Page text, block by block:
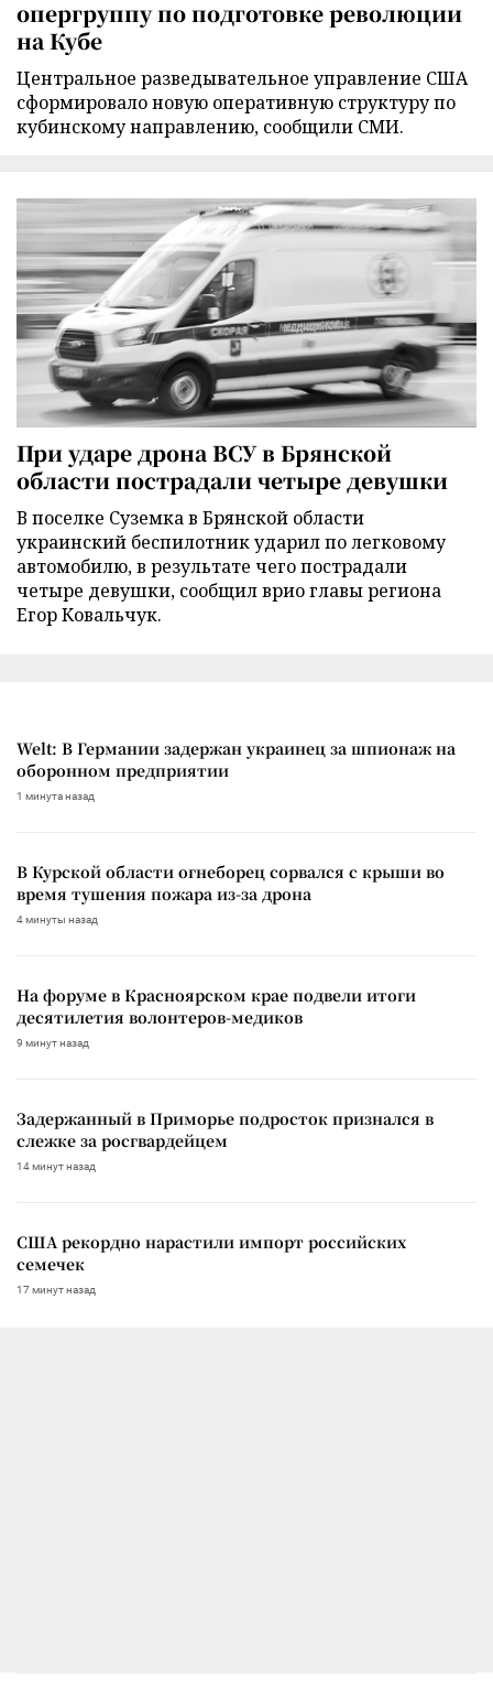
опергруппу по подготовке революции
на Кубе
Центральное разведывательное управление США
сформировало новую оперативную структуру по
кубинскому направлению, сообщили СМИ.
При ударе дрона ВСУ в Брянской
области пострадали четыре девушки
В поселке Суземка в Брянской области
украинский беспилотник ударил по легковому
автомобилю, в результате чего пострадали
четыре девушки, сообщил врио главы региона
Егор Ковальчук.
Welt: В Германии задержан украинец за шпионаж на
оборонном предприятии
1 минута назад
В Курской области огнеборец сорвался с крыши во
время тушения пожара из-за дрона
4 минуты назад
На форуме в Красноярском крае подвели итоги
десятилетия волонтеров-медиков
9 минут назад
Задержанный в Приморье подросток признался в
слежке за росгвардейцем
14 минут назад
США рекордно нарастили импорт российских
семечек
17 минут назад